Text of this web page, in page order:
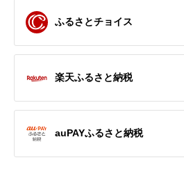
ふるさとチョイス
楽天ふるさと納税
auPAYふるさと納税